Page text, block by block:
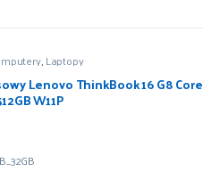
,Laptopy
Lenovo ThinkBook 16 G8 Core
W11P